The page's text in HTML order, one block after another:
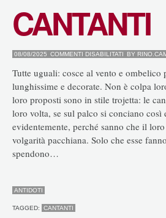
CANTANTI
08/08/2025 COMMENTI DISABILITATI SU
BY
Tutte uguali: cosce al vento e ombelico
lunghissime e decorate. Non è colpa
loro proposti sono in stile trojetta: le
loro volta, se sul palco si conciano così
evidentemente, perché sanno che il
volgarità pacchiana. Solo che esse
spendono…
ANTIDOTI
TAGGED: CANTANTI